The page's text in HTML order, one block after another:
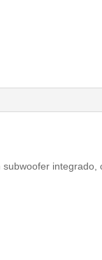
subwoofer integrado,